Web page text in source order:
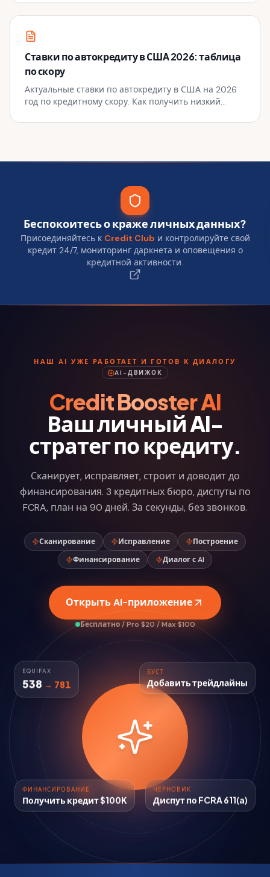
Ставки по автокредиту в США 2026: таблица
по скору
Актуальные ставки по автокредиту в США на 2026
год по кредитному скору. Как получить низкий
Беспокоитесь о краже личных данных?
Присоединяйтесь к Credit Club и контролируйте свой
кредит 24/7, мониторинг даркнета и оповещения о
кредитной активности.
НАШ AI УЖЕ РАБОТАЕТ И ГОТОВ К ДИАЛОГУ
AI-ДВИЖОК
Credit Booster AI
Ваш личный AI-
стратег по кредиту.
Сканирует, исправляет, строит и доводит до
финансирования. 3 кредитных бюро, диспуты по
FCRA, план на 90 дней. За секунды, без звонков.
Сканирование Исправление
Построение
Финансирование
Диалог с AI
Открыть AI-приложение
Бесплатно / Pro $20 / Max $100
EQUIFAX
538 → 781
ЧЕРНОВИК
Диспут по FCRA 611(a)
БУСТ
Добавить трейдлайны
ФИНАНСИРОВАНИЕ
Получить кредит $100K